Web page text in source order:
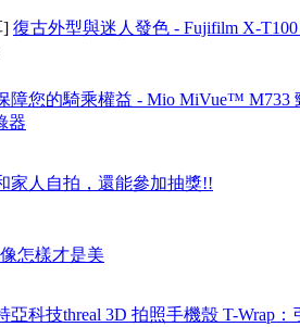
] 復古外型與迷人發色 - Fujifilm X-
障您的騎乘權益 - Mio MiVue™ M733
器
家人自拍，還能參加抽獎!!
怎樣才是美
亞科技threal 3D 拍照手機殼 T-Wrap：